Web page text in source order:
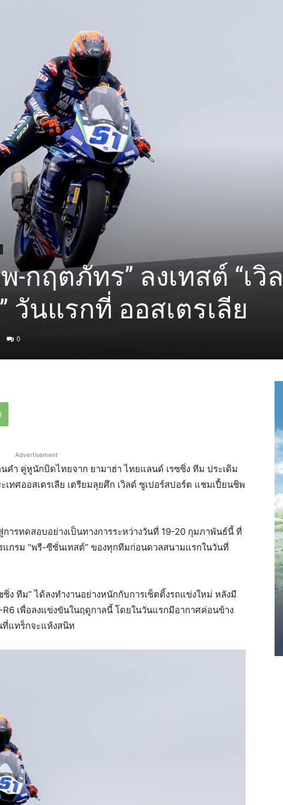
พ-กฤตภัทร” ลงเทสต์ “เวิ
วันแรกที่ ออสเตรเลีย
0
Advertisement
คำ คู่หูนักบิดไทยจาก ยามาฮ่า ไทยแลนด์ เรซซิ่ง ทีม ประเดิม
ศออสเตรเลีย เตรียมลุยศึก เวิลด์ ซูเปอร์สปอร์ต แชมเปี้ยนชิพ
ารทดสอบอย่างเป็นทางการระหว่างวันที่ 19-20 กุมภาพันธ์นี้ ที่
กรม “พรี-ซีซั่นเทสต์” ของทุกทีมก่อนดวลสนามแรกในวันที่
ง ทีม” ได้ลงทำงานอย่างหนักกับการเซ็ตติ้งรถแข่งใหม่ หลังมี
เพื่อลงแข่งขันในฤดูกาลนี้ โดยในวันแรกมีอากาศค่อนข้าง
ที่แทร็กจะแห้งสนิท